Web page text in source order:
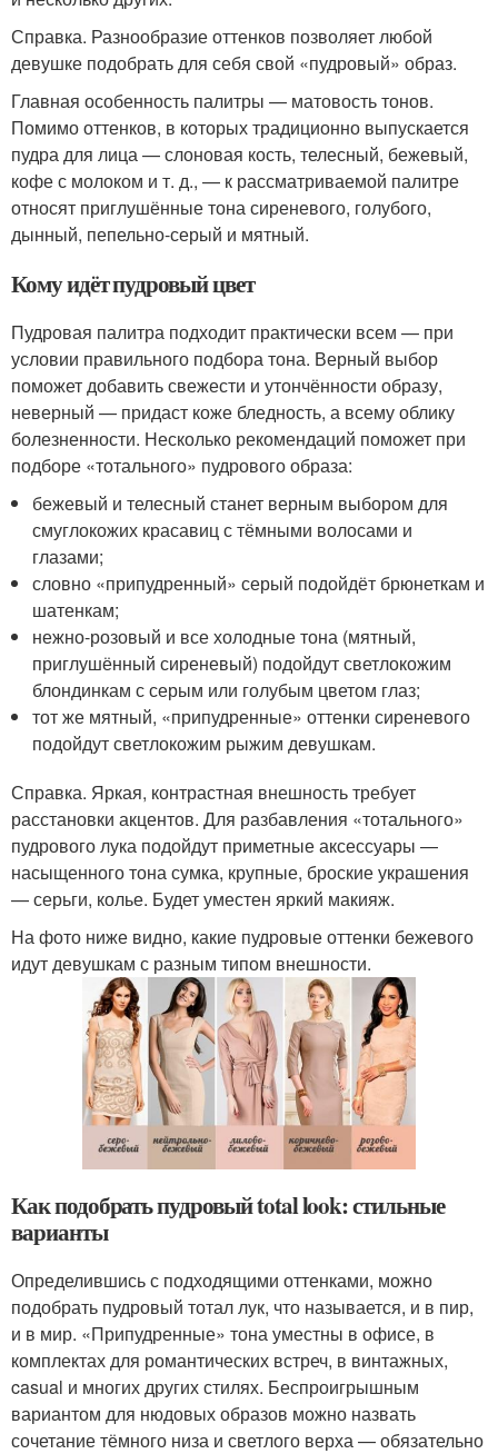
Справка. Разнообразие оттенков позволяет любой
девушке подобрать для себя свой «пудровый» образ.
Главная особенность палитры — матовость тонов.
Помимо оттенков, в которых традиционно выпускается
пудра для лица — слоновая кость, телесный, бежевый,
кофе с молоком и т. д., — к рассматриваемой палитре
относят приглушённые тона сиреневого, голубого,
дынный, пепельно-серый и мятный.
Кому идёт пудровый цвет
Пудровая палитра подходит практически всем — при
условии правильного подбора тона. Верный выбор
поможет добавить свежести и утончённости образу,
неверный — придаст коже бледность, а всему облику
болезненности. Несколько рекомендаций поможет при
подборе «тотального» пудрового образа:
бежевый и телесный станет верным выбором для
смуглокожих красавиц с тёмными волосами и
глазами;
словно «припудренный» серый подойдёт брюнеткам и
шатенкам;
нежно-розовый и все холодные тона (мятный,
приглушённый сиреневый) подойдут светлокожим
блондинкам с серым или голубым цветом глаз;
тот же мятный, «припудренные» оттенки сиреневого
подойдут светлокожим рыжим девушкам.
Справка. Яркая, контрастная внешность требует
расстановки акцентов. Для разбавления «тотального»
пудрового лука подойдут приметные аксессуары —
насыщенного тона сумка, крупные, броские украшения
— серьги, колье. Будет уместен яркий макияж.
На фото ниже видно, какие пудровые оттенки бежевого
идут девушкам с разным типом внешности.
Как подобрать пудровый total look: стильные
варианты
Определившись с подходящими оттенками, можно
подобрать пудровый тотал лук, что называется, и в пир,
и в мир. «Припудренные» тона уместны в офисе, в
комплектах для романтических встреч, в винтажных,
casual и многих других стилях. Беспроигрышным
вариантом для нюдовых образов можно назвать
сочетание тёмного низа и светлого верха — обязательно